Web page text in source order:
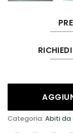
Categoria: Abiti da